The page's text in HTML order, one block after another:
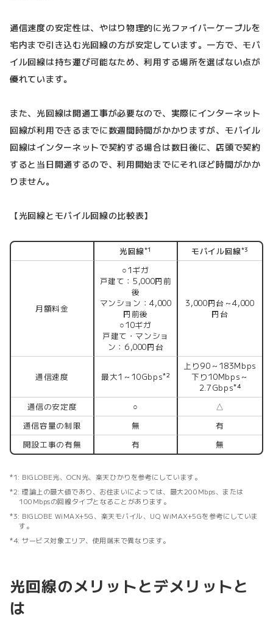
通信速度の安定性は、やはり物理的に光ファイバーケーブルを
宅内まで引き込む光回線の方が安定しています。一方で、モバ
イル回線は持ち運び可能なため、利用する場所を選ばない点が
優れています。
また、光回線は開通工事が必要なので、実際にインターネット
回線が利用できるまでに数週間時間がかかりますが、モバイル
回線はインターネットで契約する場合は数日後に、店頭で契約
すると当日開通するので、利用開始までにそれほど時間がかか
りません。
【光回線とモバイル回線の比較表】
光回線*1 モバイル回線*3
月額料金
○1ギガ
戸建て：5,000円前
後
マンション：4,000
円前後
○10ギガ
戸建て・マンショ
ン：6,000円台
3,000円台～4,000
円台
通信速度 最大1～10Gbps*2
上り90～183Mbps
下り10Mbps～
2.7Gbps*4
通信の安定度 ○
△
通信容量の制限
無
有
開設工事の有無
有 無
BIGLOBE光、OCN光、楽天ひかりを参考にしています。
理論上の最大値であり、お住まいによっては、最大200Mbps、または
100Mbpsの回線タイプとなることがあります。
BIGLOBE WiMAX+5G、楽天モバイル、UQ WiMAX+5Gを参考にしていま
す。
サービス対象エリア、使用端末で異なります。
光回線のメリットとデメリットと
は